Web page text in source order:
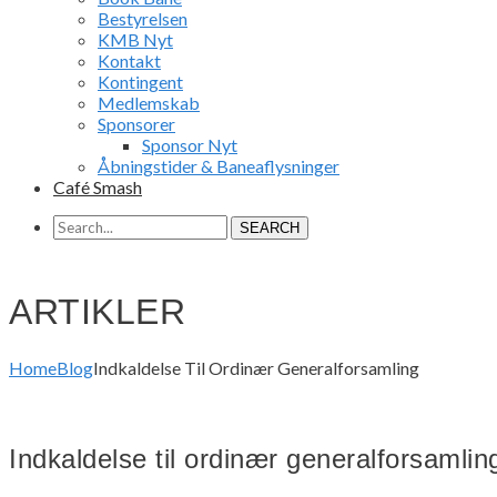
Bestyrelsen
KMB Nyt
Kontakt
Kontingent
Medlemskab
Sponsorer
Sponsor Nyt
Åbningstider & Baneaflysninger
Café Smash
SEARCH
ARTIKLER
HomeBlogIndkaldelse Til Ordinær Generalforsamling
Indkaldelse til ordinær